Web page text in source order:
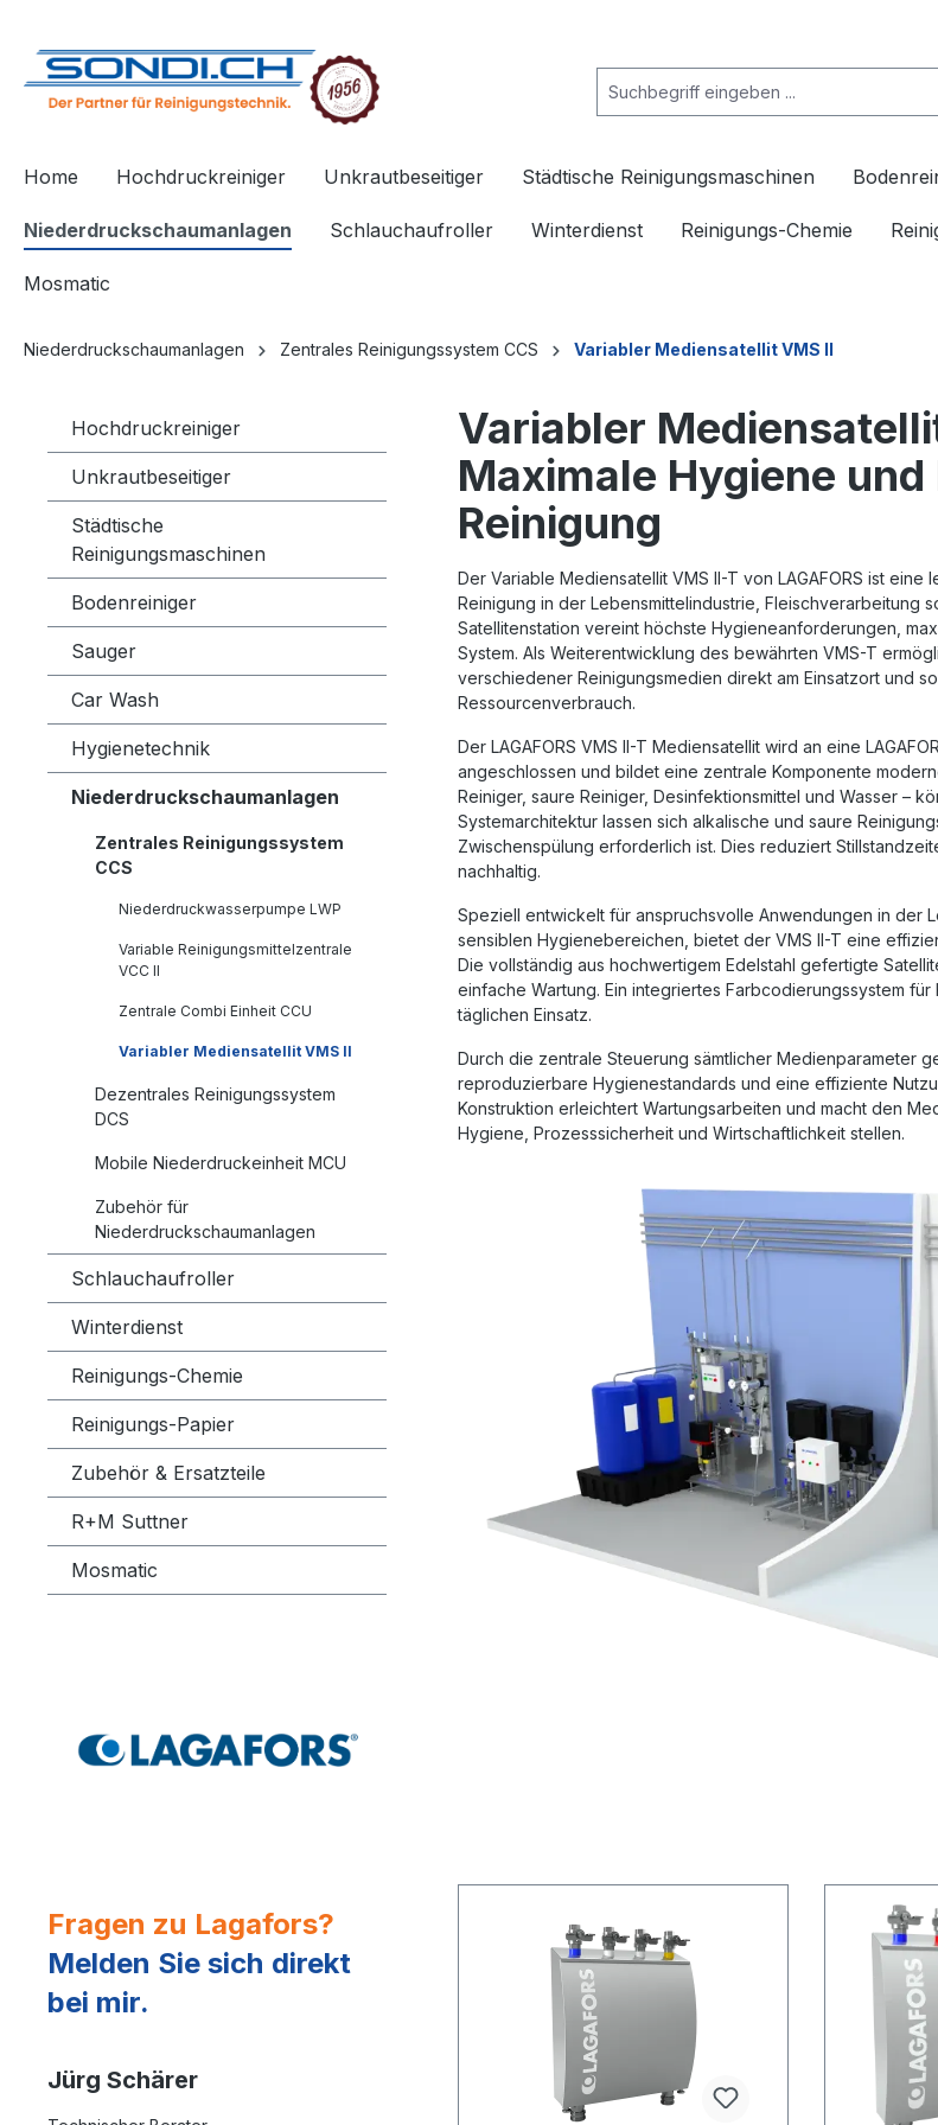
Home Hochdruckreiniger Unkrautbeseitiger Städtische Reinigungsmaschinen
Niederdruckschaumanlagen Schlauchaufroller Winterdienst Reinigungs-Chemie
Mosmatic
Niederdruckschaumanlagen Zentrales Reinigungssystem CCS Variabler Mediensatellit VMS II
Hochdruckreiniger
Unkrautbeseitiger
Städtische
Reinigungsmaschinen
Bodenreiniger
Sauger
Car Wash
Hygienetechnik
Niederdruckschaumanlagen
Zentrales Reinigungssystem
CCS
Niederdruckwasserpumpe LWP
Variable Reinigungsmittelzentrale
VCC II
Zentrale Combi Einheit CCU
Variabler Mediensatellit VMS II
Dezentrales Reinigungssystem
DCS
Mobile Niederdruckeinheit MCU
Zubehör für
Niederdruckschaumanlagen
Schlauchaufroller
Winterdienst
Reinigungs-Chemie
Reinigungs-Papier
Zubehör & Ersatzteile
R+M Suttner
Mosmatic
Fragen zu Lagafors?
Melden Sie sich direkt
bei mir.
Jürg Schärer
Variabler
Maximale Hygiene
Reinigung
Der Variable Mediensatellit VMS II-T von LAGAFORS ist eine
Reinigung in der Lebensmittelindustrie, Fleischverarbeitung
Satellitenstation vereint höchste Hygieneanforderungen,
System. Als Weiterentwicklung des bewährten VMS-T
verschiedener Reinigungsmedien direkt am Einsatzort und
Ressourcenverbrauch.
Der LAGAFORS VMS II-T Mediensatellit wird an eine
angeschlossen und bildet eine zentrale Komponente
Reiniger, saure Reiniger, Desinfektionsmittel und Wasser –
Systemarchitektur lassen sich alkalische und saure
Zwischenspülung erforderlich ist. Dies reduziert
nachhaltig.
Speziell entwickelt für anspruchsvolle Anwendungen in der
sensiblen Hygienebereichen, bietet der VMS II-T eine
Die vollständig aus hochwertigem Edelstahl gefertigte
einfache Wartung. Ein integriertes Farbcodierungssystem
täglichen Einsatz.
Durch die zentrale Steuerung sämtlicher Medienparameter
reproduzierbare Hygienestandards und eine effiziente
Konstruktion erleichtert Wartungsarbeiten und macht den
Hygiene, Prozesssicherheit und Wirtschaftlichkeit stellen.